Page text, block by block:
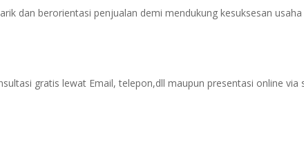
dan berorientasi penjualan demi mendukung kesuksesan usaha
gratis lewat Email, telepon,dll maupun presentasi online